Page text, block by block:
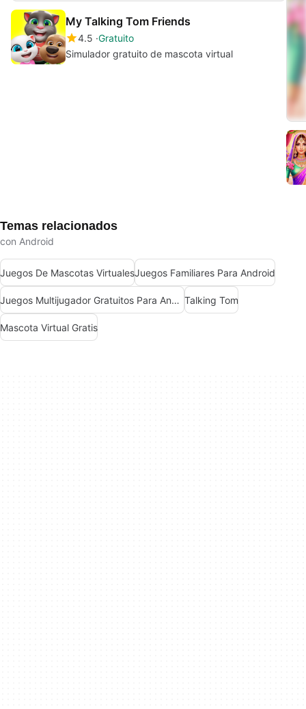
My Talking Tom Friends
4.5 Gratuito
Simulador gratuito de mascota virtual
Temas relacionados
con Android
Juegos De Mascotas VirtualesJuegos Familiares Para Android
Juegos Multijugador Gratuitos Para Android Talking Tom
Mascota Virtual Gratis